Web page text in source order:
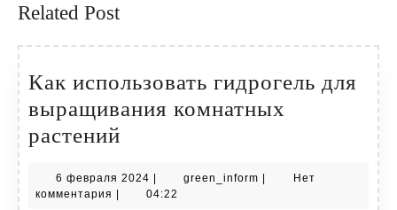
Related Post
Как использовать гидрогель для
выращивания комнатных
растений
гидрогель
6 февраля 2024 6
февраля
green_inform green_inform
Нет
комментария
04:22